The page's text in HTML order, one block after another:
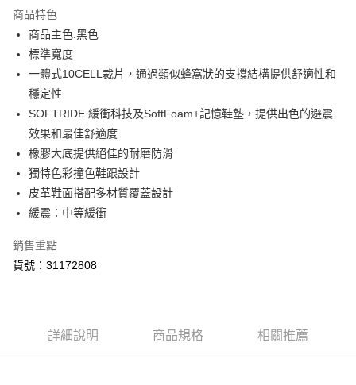
街口支付
悠遊付
Google Pay
貨到付款
運送方式
每筆NT$150，滿NT$1,800(含以上)免運費
商品特色
商品主色:黑色
標準寬度
一體式10CELL裁片，通過類似蜂窩狀的支撐結構提供舒適性和
穩定性
SOFTRIDE 緩衝科技及SoftFoam+記憶鞋墊，提供出色的避震
效果和最佳舒適度
橡膠大底提供絕佳的耐磨防滑
獨特色彩撞色鞋跟設計
皮革鞋面搭配多材質覆蓋設計
緩震：中等緩衝
銷售重點
貨號：31172808
詳細說明 商品規格 相關推薦